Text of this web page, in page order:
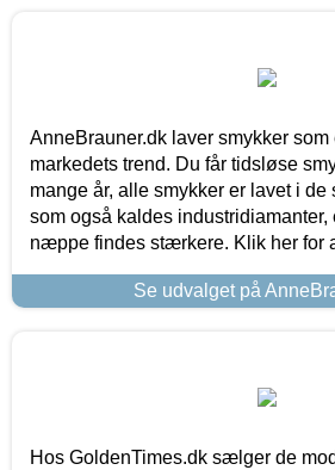
AnneBrauner.dk laver smykker som
markedets trend. Du får tidsløse
mange år, alle smykker er lavet i de
som også kaldes industridiamanter,
næppe findes stærkere. Klik her for
Se udvalget på
Hos GoldenTimes.dk sælger de